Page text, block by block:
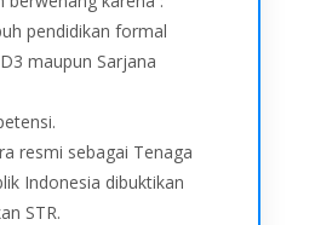
pendidikan formal
maupun Sarjana
resmi sebagai Tenaga
Indonesia dibuktikan
STR.